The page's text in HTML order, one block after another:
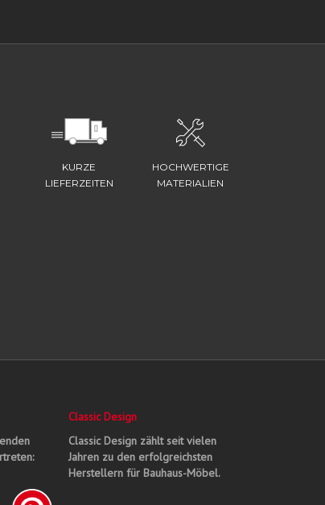
KURZE
LIEFERZEITEN
HOCHWERTIGE
MATERIALIEN
Classic Design
Classic Design zählt seit vielen
Jahren zu den erfolgreichsten
Herstellern für Bauhaus-Möbel.